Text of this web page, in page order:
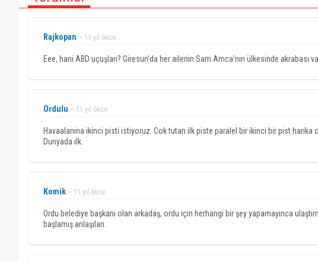
Rajkopan ~ 11 yıl önce
Eee, hani ABD uçuşları? Giresun'da her ailenin Sam Amca'nın ülkesinde akrabası
Ordulu ~ 11 yıl önce
Havaalanina ikinci pisti istiyoruz. Cok tutan ilk piste paralel bir ikinci bir pist harika
Dunyada ilk.
Komik ~ 11 yıl önce
Ordu belediye başkanı olan arkadaş, ordu için herhangi bir şey yapamayınca
başlamış anlaşılan.